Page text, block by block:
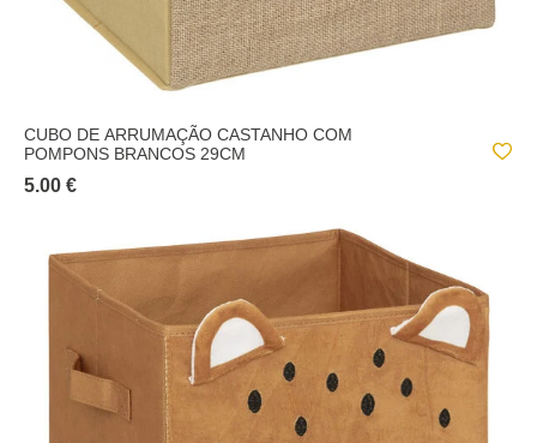
CUBO DE ARRUMAÇÃO CASTANHO COM
POMPONS BRANCOS 29CM
5.00 €